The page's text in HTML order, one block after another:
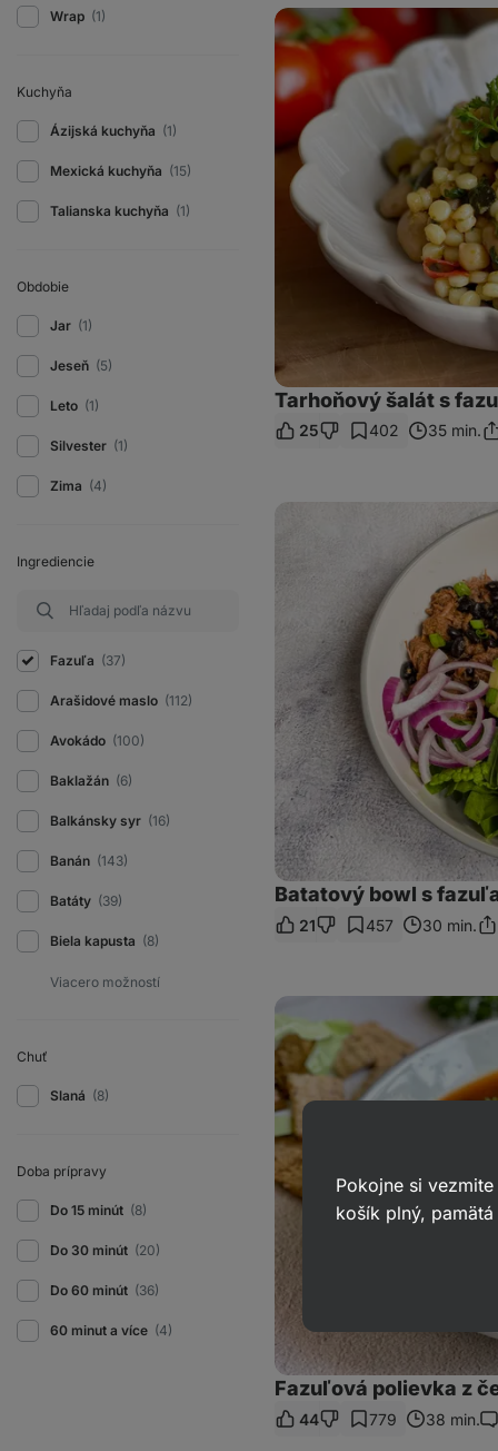
Wrap (1)
Kuchyňa
Ázijská kuchyňa (1)
Mexická kuchyňa (15)
Talianska kuchyňa (1)
Obdobie
Jar (1)
Jeseň (5)
Leto (1)
Silvester (1)
Zima (4)
Ingrediencie
Fazuľa (37)
Arašidové maslo (112)
Avokádo (100)
Baklažán (6)
Balkánsky syr (16)
Banán (143)
Batáty (39)
Biela kapusta (8)
Chuť
Slaná (8)
Doba prípravy
Do 15 minút (8)
Do 30 minút (20)
Do 60 minút (36)
60 minut a více (4)
Tarhoňový
šalát
fazuľami
cícerom
Tarhoňový šalát s
25 402 35 min.
Batatový bowl s
21 457 30 min.
Fazuľová
polievka
z
červenej
fazule
Fazuľová polievka z
44 779 38 min.
Pokojne si
košík plný,